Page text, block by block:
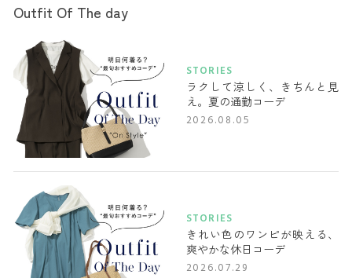
Outfit Of The day
STORIES
ラクして涼しく、きちんと見
え。夏の通勤コーデ
2026.08.05
STORIES
きれい色のワンピが映える、
爽やかな休日コーデ
2026.07.29